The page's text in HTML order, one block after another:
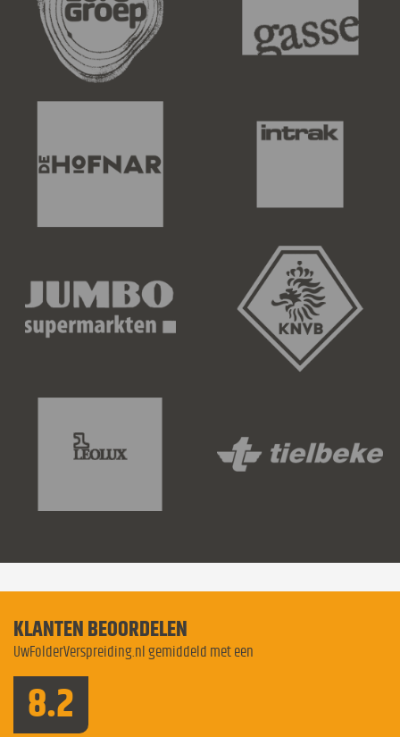
KLANTEN BEOORDELEN
UwFolderVerspreiding.nl gemiddeld met een
8.2